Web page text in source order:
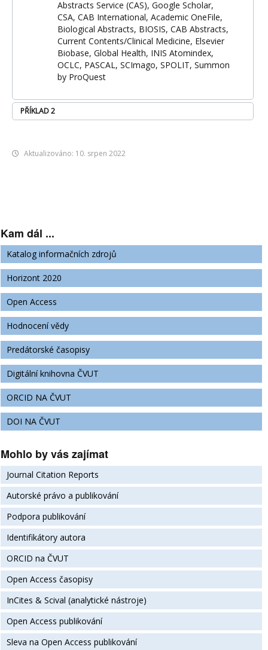
Abstracts Service (CAS), Google Scholar,
CSA, CAB International, Academic OneFile,
Biological Abstracts, BIOSIS, CAB Abstracts,
Current Contents/Clinical Medicine, Elsevier
Biobase, Global Health, INIS Atomindex,
OCLC, PASCAL, SCImago, SPOLIT, Summon
by ProQuest
PŘÍKLAD 2
Aktualizováno: 10. srpen 2022
Kam dál ...
Katalog informačních zdrojů
Horizont 2020
Open Access
Hodnocení vědy
Predátorské časopisy
Digitální knihovna ČVUT
ORCID NA ČVUT
DOI NA ČVUT
Mohlo by vás zajímat
Journal Citation Reports
Autorské právo a publikování
Podpora publikování
Identifikátory autora
ORCID na ČVUT
Open Access časopisy
InCites & Scival (analytické nástroje)
Open Access publikování
Sleva na Open Access publikování